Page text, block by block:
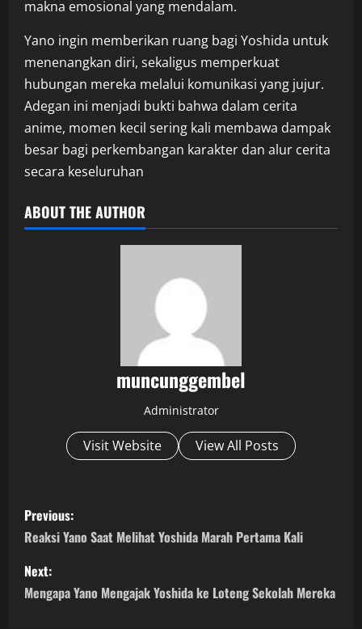
makna emosional yang mendalam.
Yano ingin memberikan ruang bagi Yoshida untuk
menenangkan diri, sekaligus memperkuat
hubungan mereka melalui komunikasi yang jujur.
Adegan ini menjadi bukti bahwa dalam cerita
anime, momen kecil sering kali membawa dampak
besar bagi perkembangan karakter dan alur cerita
secara keseluruhan
ABOUT THE AUTHOR
muncunggembel
Administrator
Visit Website View All Posts
P
o
s
t
Previous:
Reaksi Yano Saat Melihat Yoshida Marah Pertama Kali
Next:
Mengapa Yano Mengajak Yoshida ke Loteng Sekolah Mereka